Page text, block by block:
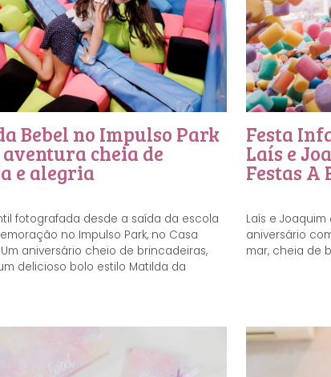
Bebel no Impulso Park
aventura cheia de
e alegria
fotografada desde a saída da escola
no Impulso Park, no Casa
aniversário cheio de brincadeiras,
delicioso bolo estilo Matilda da
Festa
Laís e
Festas A
Laís e
aniversário
mar, cheia de